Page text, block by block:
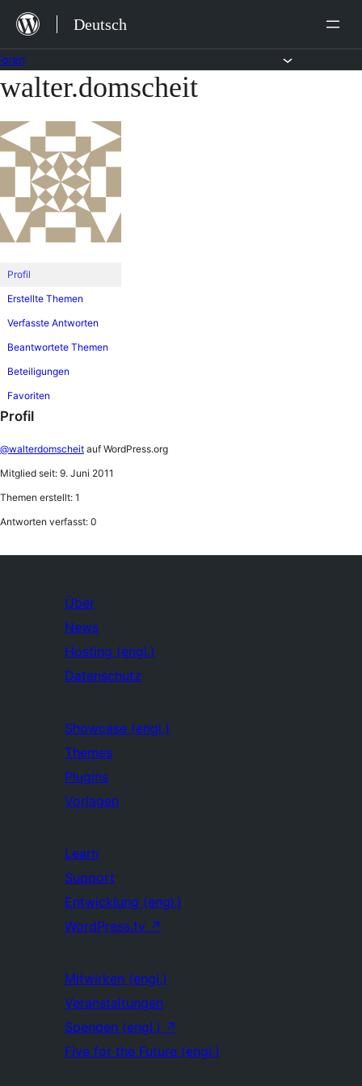
Zum
Inhalt
springen
Deutsch
Zum
springen
walter.domscheit
Profil
Erstellte Themen
Verfasste Antworten
Beantwortete Themen
Beteiligungen
Favoriten
Profil
@walterdomscheit auf WordPress.org
Mitglied seit: 9. Juni 2011
Themen erstellt: 1
Antworten verfasst: 0
Über
News
Hosting (engl.)
Datenschutz
Showcase (engl.)
Themes
Plugins
Vorlagen
Learn
Support
Entwicklung (engl.)
WordPress.tv ↗
Mitwirken (engl.)
Veranstaltungen
Spenden (engl.) ↗
Five for the Future (engl.)